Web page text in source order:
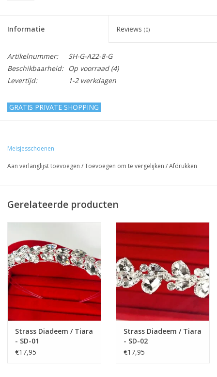
Informatie Reviews (0)
Artikelnummer:
SH-G-A22-8-G
Beschikbaarheid:
Op voorraad(4)
Levertijd:
1-2 werkdagen
GRATIS PRIVATE SHOPPING
Sjieke damesschoen om een feestjurk of een bruidsmeisjesjurk
helemaal af te maken!
adviseren wij u de maat van de voeten van uw kind op te
meten.
Meet de afstand van de hiel tot het puntje van de grote teen, dit
is de voetlengte in centimeters.
Let op:
Voetlengte is niet hetzelfde als de lengte van de schoen. U
moet nog 1 cm erbij tellen, zodat u de maat van de schoen
hebt.
Bijv. lengte van de voeten van hiel tot de grote teen is 24 cm, tel
er 1 cm erbij, dus totaal heeft u dan 25 cm. Kies de schoenmaat
die 25 cm is.
Zie de lengtematen van de schoenen:
Meisjesschoenen
Aan verlanglijst toevoegen /Toevoegen om te vergelijken /Afdrukken
Gerelateerde producten
Strass Diadeem / Tiara
- SD-01
€17,95
Strass Diadeem / Tiara
- SD-02
€17,95